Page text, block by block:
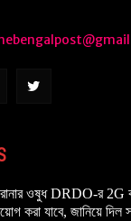
ওষুধ DRDO-র 2G
করা যাবে, জানিয়ে দিল